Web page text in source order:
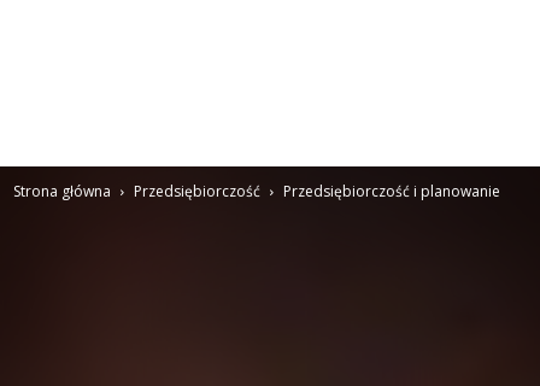
Strona główna Przedsiębiorczość Przedsiębiorczość i planowanie